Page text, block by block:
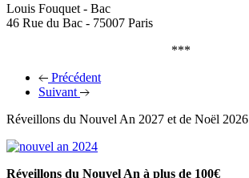
Louis Fouquet - Bac
46 Rue du Bac - 75007 Paris
***
Précédent
Suivant
Réveillons du Nouvel An 2027 et de Noël 2026
Réveillons du Nouvel An à plus de 100€